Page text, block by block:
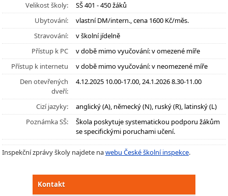
Velikost školy:
SŠ 401 - 450 žáků
Ubytování:
vlastní DM/intern., cena 1600 Kč/měs.
Stravování:
v školní jídelně
Přístup k PC
v době mimo vyučování: v omezené míře
Přístup k internetu
v době mimo vyučování: v neomezené míře
Den otevřených
dveří:
4.12.2025 10.00-17.00, 24.1.2026 8.30-11.00
Cizí jazyky:
anglický (A), německý (N), ruský (R), latinský (L)
Poznámka SŠ:
Škola poskytuje systematickou podporu žákům
se specifickými poruchami učení.
Inspekční zprávy školy najdete nawebu České školní inspekce.
Kontakt